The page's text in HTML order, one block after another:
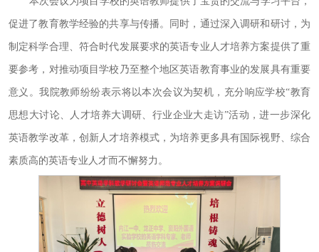
促进了教育教学经验的共享与传播。同时，通过深入调研和研讨，为
制定科学合理、符合时代发展要求的英语专业人才培养方案提供了重
要参考，对推动项目学校乃至整个地区英语教育事业的发展具有重要
意义。我院教师纷纷表示将以本次会议为契机，充分响应学校“教育
思想大讨论、人才培养大调研、行业企业大走访”活动，进一步深化
英语教学改革，创新人才培养模式，为培养更多具有国际视野、综合
素质高的英语专业人才而不懈努力。